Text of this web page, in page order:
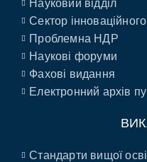
Науковий відділ
Сектор
Проблемна НДР
Наукові форуми
Фахові видання
Електронний архів
Стандарти вищої